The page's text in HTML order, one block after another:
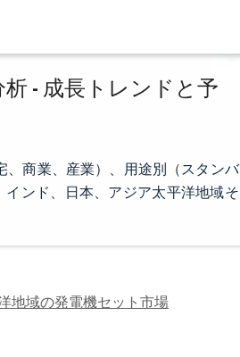
- 成長トレンドと予
、商業、産業）、用途別（スタンバ
ンド、日本、アジア太平洋地域そ
地域の発電機セット市場